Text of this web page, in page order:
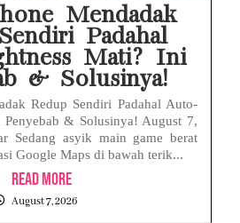
Mendadak
Padahal
Mati? Ini
& Solusinya!
Redup Sendiri Padahal Auto-
& Solusinya! August 7,
Sedang asyik main game berat
Google Maps di bawah terik...
Read More
August 7, 2026